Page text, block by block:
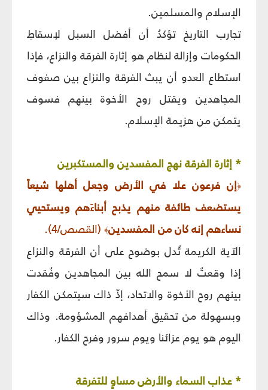
الإسلام والمسلمين.
تجارب التاريخ تؤكدُ أن أفضل السبل لإسقاطِ
الحكومات وإزالة لنظام هو إثارة الفرقة والنزاع، فإذا
استطاع العدو أن يبث الفرقة والنزاع بين صفوف
المجاهدين ويقتل روح الأخوة بينهم فسوف
يتمكن من هزيمة الإسلام.
* إثارة الفرقة نهج المفسدين والمستكبرين
﴿إن فرعون علا في الأرض وجعل أهلها شيعاً
يستضعف طائفة منهم يذبح أبناءَهم ويستحيي
نساءهم إنه كان من المفسدين﴾ (القصص/4).
الآية الكريمة تُدل بوضوح على أن الفرقة والنزاع
إذا وقعتُ لا سمح الله بين المجاهدين وفُقدت
بينهم روح الأخوة والاتحاد، إذّ ذاك سيتمكن الكفار
وبسهولة من تحقيق أهدافهم المشؤومة. وذاك
اليوم هو يوم عزائنا ويوم سرور وفرح الكفار.
* عذاب السماء والأرض مساوٍ للتفرقة